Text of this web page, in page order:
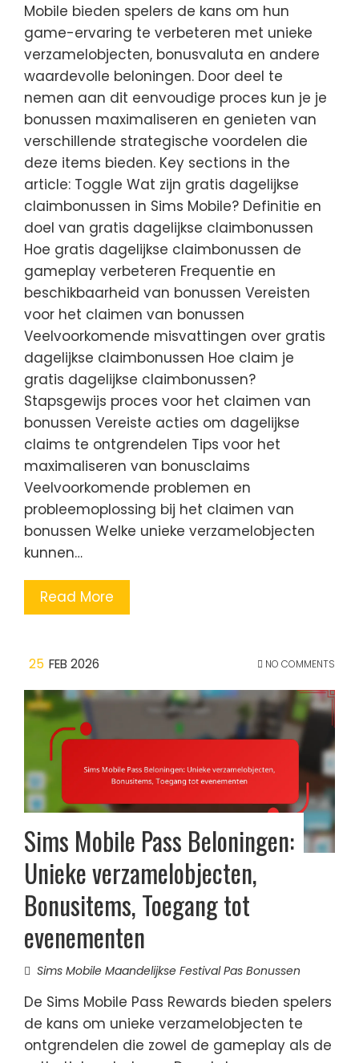
Mobile bieden spelers de kans om hun
game-ervaring te verbeteren met unieke
verzamelobjecten, bonusvaluta en andere
waardevolle beloningen. Door deel te
nemen aan dit eenvoudige proces kun je je
bonussen maximaliseren en genieten van
verschillende strategische voordelen die
deze items bieden. Key sections in the
article: Toggle Wat zijn gratis dagelijkse
claimbonussen in Sims Mobile? Definitie en
doel van gratis dagelijkse claimbonussen
Hoe gratis dagelijkse claimbonussen de
gameplay verbeteren Frequentie en
beschikbaarheid van bonussen Vereisten
voor het claimen van bonussen
Veelvoorkomende misvattingen over gratis
dagelijkse claimbonussen Hoe claim je
gratis dagelijkse claimbonussen?
Stapsgewijs proces voor het claimen van
bonussen Vereiste acties om dagelijkse
claims te ontgrendelen Tips voor het
maximaliseren van bonusclaims
Veelvoorkomende problemen en
probleemoplossing bij het claimen van
bonussen Welke unieke verzamelobjecten
kunnen…
Read More
25 FEB 2026 NO COMMENTS
Sims Mobile Pass Beloningen:
Unieke verzamelobjecten,
Bonusitems, Toegang tot
evenementen
Sims Mobile Maandelijkse Festival Pas Bonussen
De Sims Mobile Pass Rewards bieden spelers
de kans om unieke verzamelobjecten te
ontgrendelen die zowel de gameplay als de